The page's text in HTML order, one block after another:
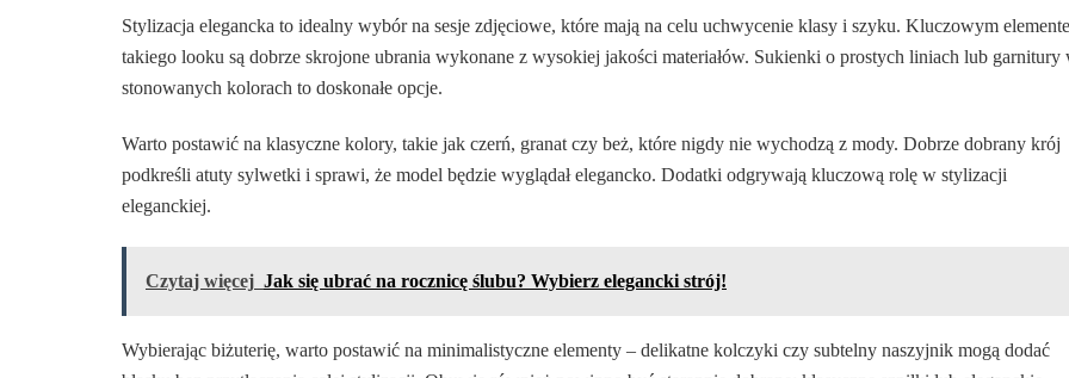
Stylizacja elegancka to idealny wybór na sesje zdjęciowe, które mają na celu uchwycenie klasy i szyku. Kluczowym
takiego looku są dobrze skrojone ubrania wykonane z wysokiej jakości materiałów. Sukienki o prostych liniach lub garnitury
stonowanych kolorach to doskonałe opcje.
Warto postawić na klasyczne kolory, takie jak czerń, granat czy beż, które nigdy nie wychodzą z mody. Dobrze dobrany krój
podkreśli atuty sylwetki i sprawi, że model będzie wyglądał elegancko. Dodatki odgrywają kluczową rolę w stylizacji
eleganckiej.
Czytaj więcej Jak się ubrać na rocznicę ślubu? Wybierz elegancki strój!
Wybierając biżuterię, warto postawić na minimalistyczne elementy – delikatne kolczyki czy subtelny naszyjnik mogą dodać